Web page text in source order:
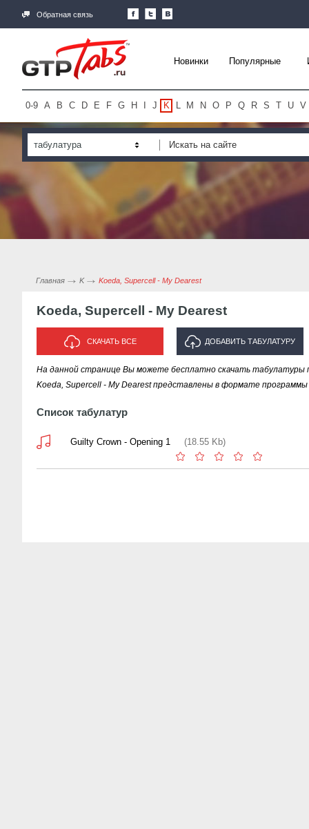
Обратная связь
Новинки Популярные
0-9 A B C D E F G H J K L M N O P Q R S T U V
табулатура
Главная K Koeda, Supercell - My Dearest
Koeda, Supercell - My Dearest
СКАЧАТЬ ВСЕ ДОБАВИТЬ ТАБУЛАТУРУ
ИСПОЛНИТЕЛЯ "KOEDA,
На данной странице Вы можете бесплатно скачать табулатуры
Koeda, Supercell - My Dearest представлены в формате программы
Список табулатур
Guilty Crown - Opening 1 (18.55 Kb)